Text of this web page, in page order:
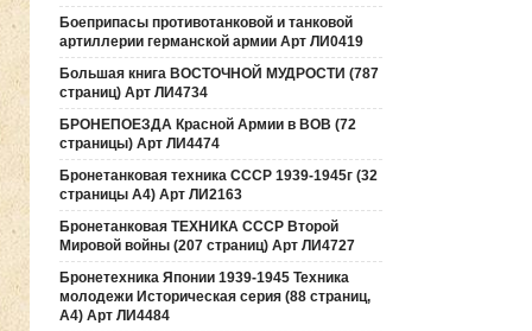
Боеприпасы противотанковой и танковой
артиллерии германской армии Арт ЛИ0419
Большая книга ВОСТОЧНОЙ МУДРОСТИ (787
страниц) Арт ЛИ4734
БРОНЕПОЕЗДА Красной Армии в ВОВ (72
страницы) Арт ЛИ4474
Бронетанковая техника СССР 1939-1945г (32
страницы А4) Арт ЛИ2163
Бронетанковая ТЕХНИКА СССР Второй
Мировой войны (207 страниц) Арт ЛИ4727
Бронетехника Японии 1939-1945 Техника
молодежи Историческая серия (88 страниц,
А4) Арт ЛИ4484